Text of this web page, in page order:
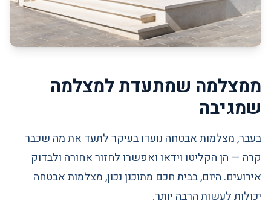
ממצלמה שמתעדת למצלמה
שמגיבה
בעבר, מצלמות אבטחה נועדו בעיקר לתעד את מה שכבר
קרה — הן הקליטו וידאו ואפשרו לחזור אחורה ולבדוק
אירועים. היום, בבית חכם מתוכנן נכון, מצלמות אבטחה
יכולות לעשות הרבה יותר.